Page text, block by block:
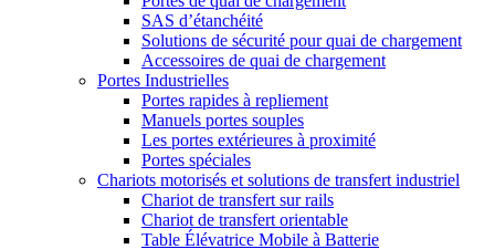
SAS d’étanchéité
Solutions de sécurité pour quai de chargement
Accessoires de quai de chargement
Portes Industrielles
Portes rapides à repliement
Manuels portes souples
Les portes extérieures à proximité
Portes spéciales
Chariots motorisés et solutions de transfert industriel
Chariot de transfert sur rails
Chariot de transfert orientable
Table Élévatrice Mobile à Batterie